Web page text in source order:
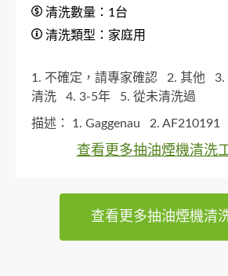
清洗數量：1台
清洗類型：家庭用
1. 不確定，請專家確認 2. 其他
3.
清洗
4. 3-5年 5. 從未清洗過
描述： 1. Gaggenau 2. AF210191
查看更多抽油煙機清洗
查看更多抽油煙機清